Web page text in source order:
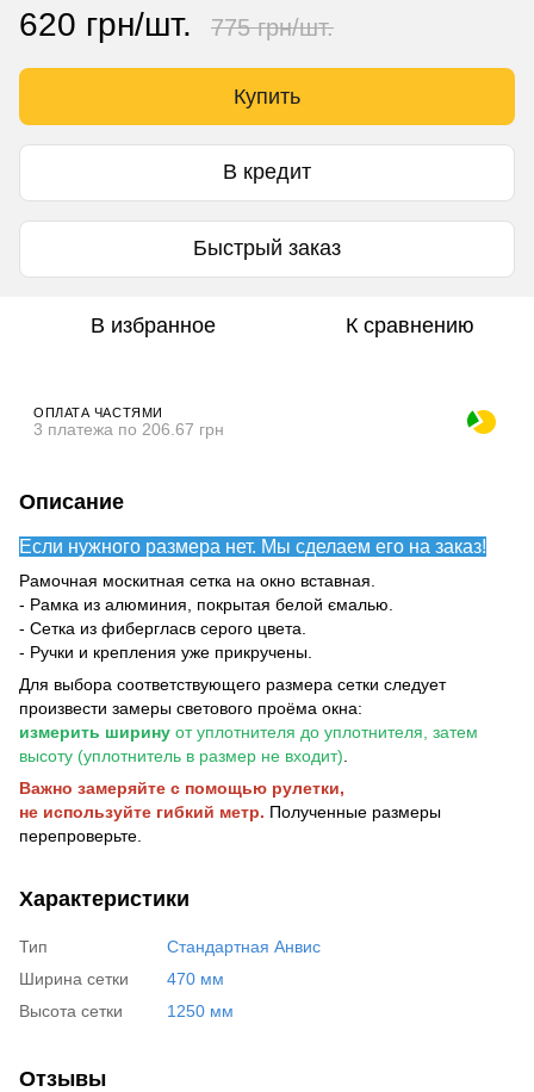
620 грн/шт. 775 грн/шт.
Купить
В кредит
Быстрый заказ
В избранное К сравнению
ОПЛАТА ЧАСТЯМИ
3 платежа по 206.67 грн
Описание
Если нужного размера нет. Мы сделаем его на заказ!
Рамочная москитная сетка на окно вставная.
- Рамка из алюминия, покрытая белой ємалью.
- Сетка из фибергласв серого цвета.
- Ручки и крепления уже прикручены.
Для выбора соответствующего размера сетки следует
произвести замеры светового проёма окна:
измерить ширину от уплотнителя до уплотнителя, затем
высоту (уплотнитель в размер не входит)
Важно замеряйте с помощью рулетки,
не используйте гибкий метр. Полученные размеры
перепроверьте.
Характеристики
Тип
Стандартная Анвис
Ширина сетки
470 мм
Высота сетки
1250 мм
Отзывы